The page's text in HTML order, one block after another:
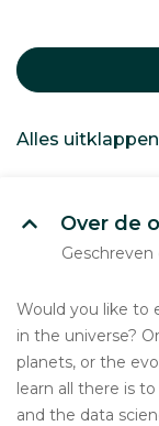
Alles uitklappen
Over de
Would you like to
in the universe?
planets, or the
learn all there is
and the data